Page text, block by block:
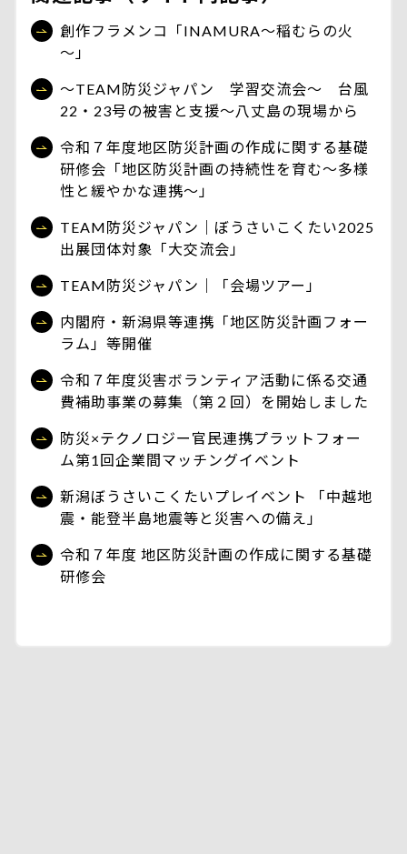
創作フラメンコ「INAMURA～稲むらの火
～」
～TEAM防災ジャパン 学習交流会～ 台風
22・23号の被害と支援～八丈島の現場から
令和７年度地区防災計画の作成に関する基礎
研修会「地区防災計画の持続性を育む～多様
性と緩やかな連携～」
TEAM防災ジャパン｜ぼうさいこくたい2025
出展団体対象「大交流会」
TEAM防災ジャパン｜「会場ツアー」
内閣府・新潟県等連携「地区防災計画フォー
ラム」等開催
令和７年度災害ボランティア活動に係る交通
費補助事業の募集（第２回）を開始しました
防災×テクノロジー官民連携プラットフォー
ム第1回企業間マッチングイベント
新潟ぼうさいこくたいプレイベント 「中越地
震・能登半島地震等と災害への備え」
令和７年度 地区防災計画の作成に関する基礎
研修会